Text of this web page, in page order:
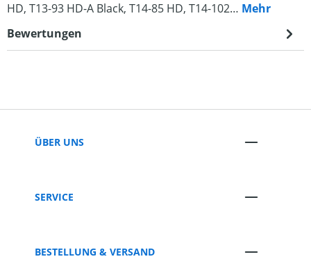
HD, T13-93 HD-A Black, T14-85 HD, T14-102… Mehr
Bewertungen
ÜBER UNS
SERVICE
BESTELLUNG & VERSAND